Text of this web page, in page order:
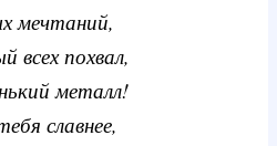
мечтаний,
всех похвал,
металл!
славнее,